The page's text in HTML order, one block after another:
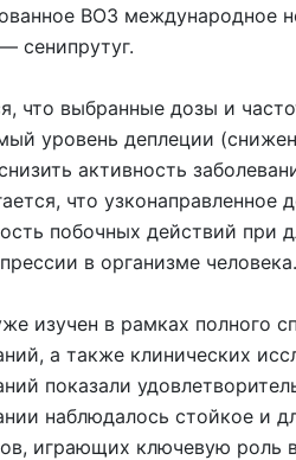
ВОЗ международное
сенипрутуг.
что выбранные дозы и
уровень деплеции
активность
что
побочных действий при
в организме человека.
изучен в рамках полного
а также клинических
показали
наблюдалось стойкое и
играющих ключевую роль в